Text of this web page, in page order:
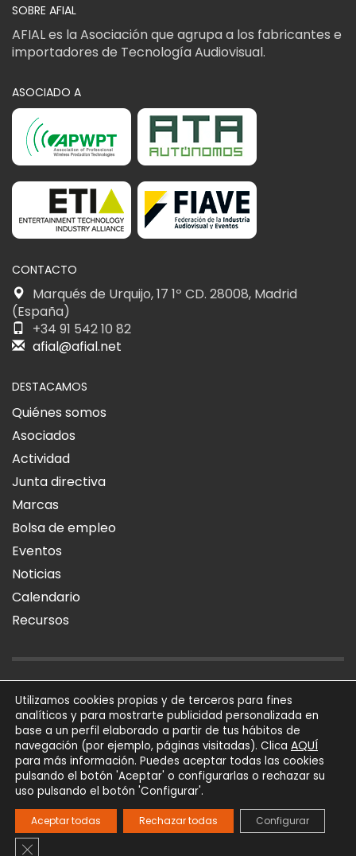
SOBRE AFIAL
AFIAL es la Asociación que agrupa a los fabricantes e
importadores de Tecnología Audiovisual.
ASOCIADO A
CONTACTO
Marqués de Urquijo, 17 1º CD. 28008, Madrid
(España)
+34 91 542 10 82
afial@afial.net
DESTACAMOS
Quiénes somos
Asociados
Actividad
Junta directiva
Marcas
Bolsa de empleo
Eventos
Noticias
Calendario
Recursos
AVISO LEGAL POLÍTICA DE PRIVACIDAD POLÍTICA DE COOKIES
SÍGUENOS
AFIAL Asociación © 2026
Todos los derechos
reservados
Powered by
Trígono
Comunicación
Utilizamos cookies propias y de terceros para fines
analíticos y para mostrarte publicidad personalizada en
base a un perfil elaborado a partir de tus hábitos de
navegación (por ejemplo, páginas visitadas). Clica AQUÍ
para más información. Puedes aceptar todas las cookies
pulsando el botón 'Aceptar' o configurarlas o rechazar su
uso pulsando el botón 'Configurar'.
Aceptar todas Rechazar todas Configurar
Cerrar el banner de cookies RGPD